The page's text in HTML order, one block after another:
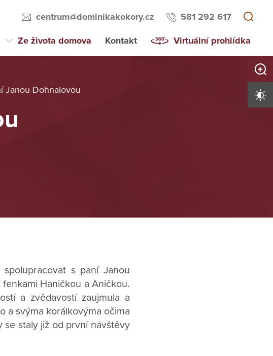
centrum@dominikakokory.cz 581 292 617
Ze života domova Kontakt Virtuální prohlídka
Janou Dohnalovou
s paní Janou
Haničkou a Aničkou.
a zvědavostí zaujmula a
a svýma korálkovýma očima
se staly již od první návštěvy